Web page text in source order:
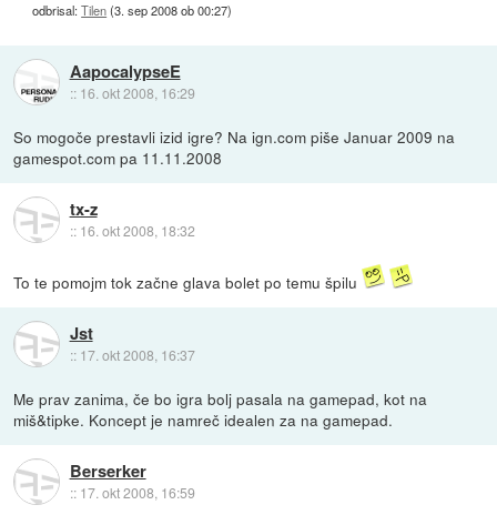
odbrisal:Tilen(3. sep 2008 ob 00:27)
AapocalypseE
:: 16. okt 2008, 16:29
So mogoče prestavli izid igre? Na ign.com piše Januar 2009 na
gamespot.com pa 11.11.2008
tx-z
:: 16. okt 2008, 18:32
To te pomojm tok začne glava bolet po temu špilu
Jst
:: 17. okt 2008, 16:37
Me prav zanima, če bo igra bolj pasala na gamepad, kot na
miš&tipke. Koncept je namreč idealen za na gamepad.
Berserker
:: 17. okt 2008, 16:59